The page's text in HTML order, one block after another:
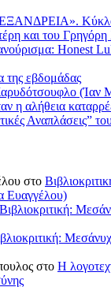
Κύκλος
και του
Honest
της εβδομάδας
(Ίαν
η αλήθεια
Αναπλάσεις”
στο
Ευαγγέλου)
Βιβλιοκριτική:
στο Η